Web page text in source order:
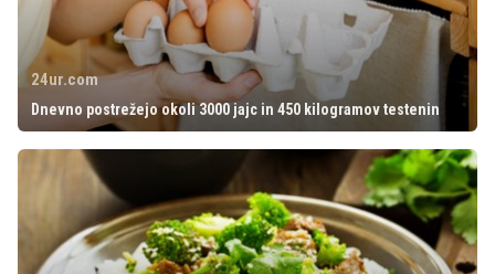
24ur.com
Dnevno postrežejo okoli 3000 jajc in 450 kilogramov testenin